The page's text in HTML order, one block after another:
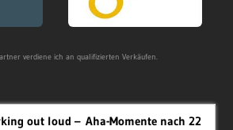
verdiene ich an qualifizierten Verkäufen.
out loud – Aha-Momente nach 22